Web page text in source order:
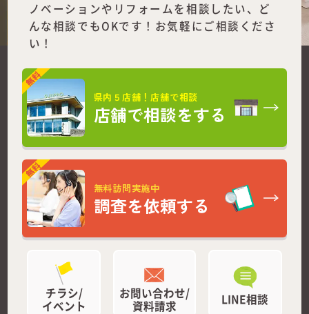
ノベーションやリフォームを相談したい、ど
んな相談でもOKです！お気軽にご相談くださ
い！
県内５店舗！店舗で相談
店舗で相談をする
無料訪問実施中
調査を依頼する
チラシ/
イベント
お問い合わせ/
資料請求
LINE相談